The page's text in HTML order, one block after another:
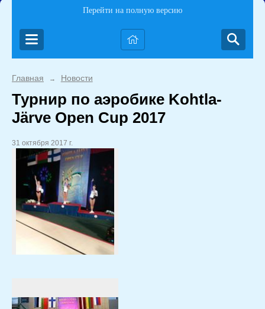
Перейти на полную версию
Главная → Новости
Турнир по аэробике Kohtla-
Järve Open Cup 2017
31 октября 2017 г.